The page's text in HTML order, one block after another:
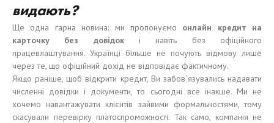
видають?
Ще одна гарна новина: ми пропонуємо онлайн кредит на
карточку без довідок і навіть без офіційного
працевлаштування. Українці більше не почують відмову лише
через те, що офіційний дохід не відповідає фактичному.
Якщо раніше, щоб відкрити кредит, Ви забов`язувались надавати
численні довідки і документи, то сьогодні все інакше. Ми не
хочемо навантажувати клієнтів зайвими формальностями, тому
скасували перевірку платоспроможності. Так само, компанія не